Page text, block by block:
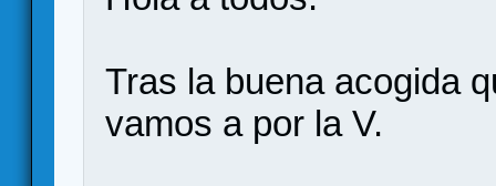
Tras la buena acogida
vamos a por la V.